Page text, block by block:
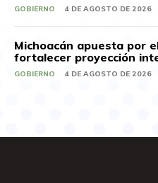
GOBIERNO 4 DE AGOSTO DE 2026
Michoacán apuesta por
fortalecer proyección
GOBIERNO 4 DE AGOSTO DE 2026